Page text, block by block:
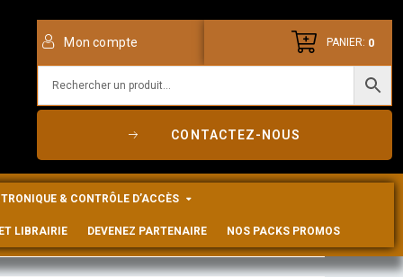
Mon compte PANIER: 0
CONTACTEZ-NOUS
& CONTRÔLE D’ACCÈS
LIBRAIRIE DEVENEZ PARTENAIRE NOS PACKS PROMOS